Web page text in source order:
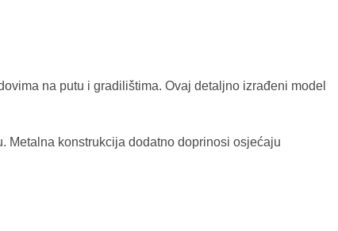
na putu i gradilištima. Ovaj detaljno izrađeni model
Metalna konstrukcija dodatno doprinosi osjećaju